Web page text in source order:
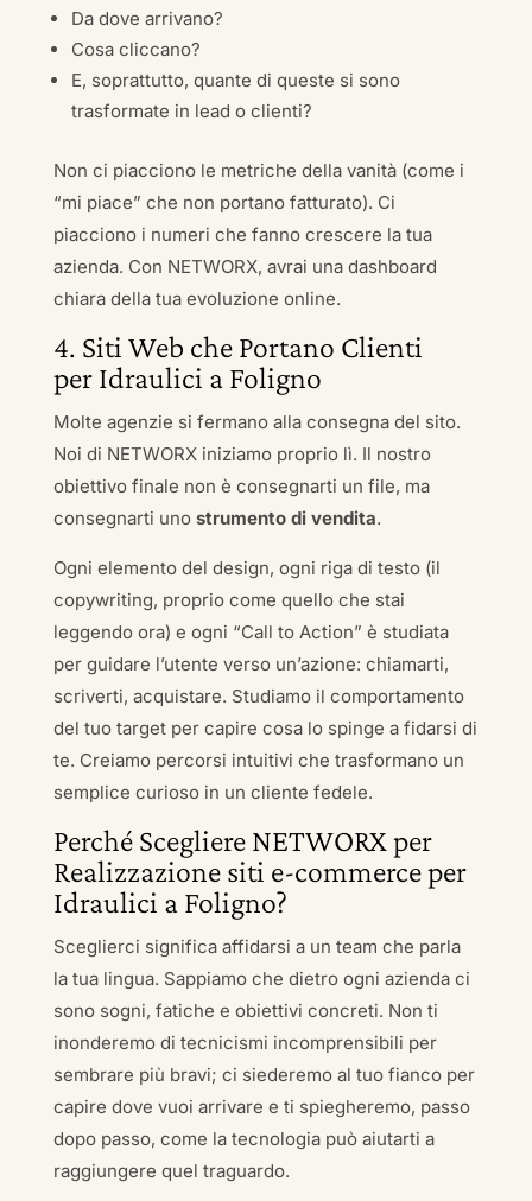
Da dove arrivano?
Cosa cliccano?
E, soprattutto, quante di queste si sono
trasformate in lead o clienti?
Non ci piacciono le metriche della vanità (come i
“mi piace” che non portano fatturato). Ci
piacciono i numeri che fanno crescere la tua
azienda. Con NETWORX, avrai una dashboard
chiara della tua evoluzione online.
4. Siti Web che Portano Clienti
per Idraulici a Foligno
Molte agenzie si fermano alla consegna del sito.
Noi di NETWORX iniziamo proprio lì. Il nostro
obiettivo finale non è consegnarti un file, ma
consegnarti uno strumento di vendita.
Ogni elemento del design, ogni riga di testo (il
copywriting, proprio come quello che stai
leggendo ora) e ogni “Call to Action” è studiata
per guidare l’utente verso un’azione: chiamarti,
scriverti, acquistare. Studiamo il comportamento
del tuo target per capire cosa lo spinge a fidarsi di
te. Creiamo percorsi intuitivi che trasformano un
semplice curioso in un cliente fedele.
Perché Scegliere NETWORX per
Realizzazione siti e-commerce per
Idraulici a Foligno?
Sceglierci significa affidarsi a un team che parla
la tua lingua. Sappiamo che dietro ogni azienda ci
sono sogni, fatiche e obiettivi concreti. Non ti
inonderemo di tecnicismi incomprensibili per
sembrare più bravi; ci siederemo al tuo fianco per
capire dove vuoi arrivare e ti spiegheremo, passo
dopo passo, come la tecnologia può aiutarti a
raggiungere quel traguardo.